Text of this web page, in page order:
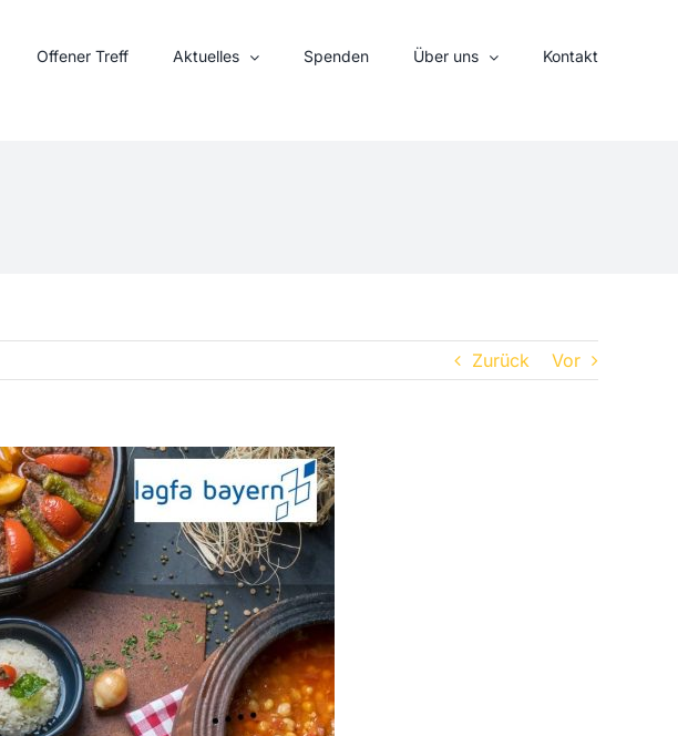
Offener Treff Aktuelles Spenden Über uns Kontakt
Zurück Vor